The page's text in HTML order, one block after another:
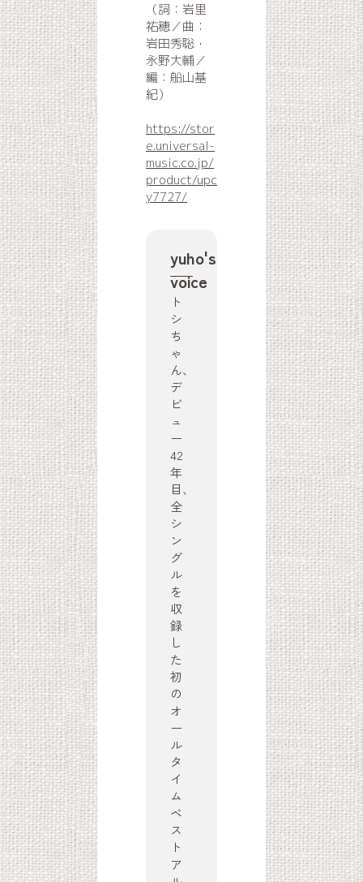
（詞：岩里
祐穂／曲：
岩田秀聡・
永野大輔／
編：船山基
紀）
https://stor
e.universal-
music.co.jp/
product/upc
y7727/
yuho's
voice
ト
シ
ち
ゃ
ん、
デ
ビ
ュ
ー
42
年
目、
全
シ
ン
グ
ル
を
収
録
し
た
初
の
オ
ー
ル
タ
イ
ム
ベ
ス
ト
ア